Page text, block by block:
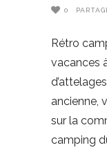
0
Rétro
vacances
ancienne,
sur la
camping